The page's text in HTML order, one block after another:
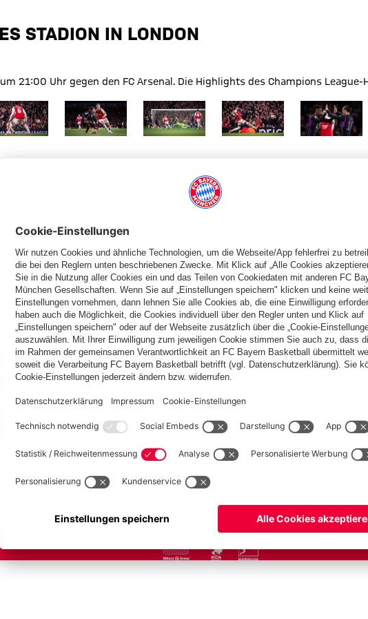
STADION IN LONDON
21:00 Uhr gegen den FC Arsenal. Die Highlights des Champions
Leon Goretzka im Zweikampf im Spiel des FC Bayern gegen Arsenal
in voller GrößeZeige in voller GrößeZeige in voller GrößeZeige in voller GrößeZeige in
in voller Größe Harry Kane jubelt nach einem Tor für den FC Bayern beim
Bayern
Zeige in voller Größe
Team
Säbener Straße
Allianz Arena
fcbayern.com FC Bayern Museum Allianz Arena Basketball Partner
Hinweisgebersystem FAQ Kontakt Verträge hier kündigen